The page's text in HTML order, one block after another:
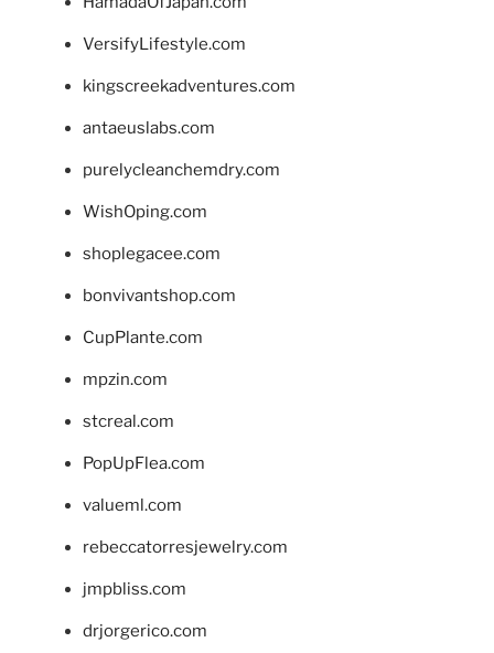
VersifyLifestyle.com
kingscreekadventures.com
antaeuslabs.com
purelycleanchemdry.com
WishOping.com
shoplegacee.com
bonvivantshop.com
CupPlante.com
mpzin.com
stcreal.com
PopUpFlea.com
valueml.com
rebeccatorresjewelry.com
jmpbliss.com
drjorgerico.com